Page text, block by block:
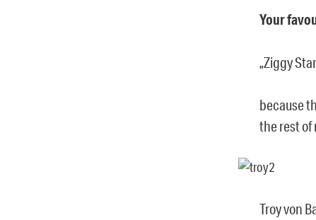
Your
„Ziggy
because
the rest of
Troy von